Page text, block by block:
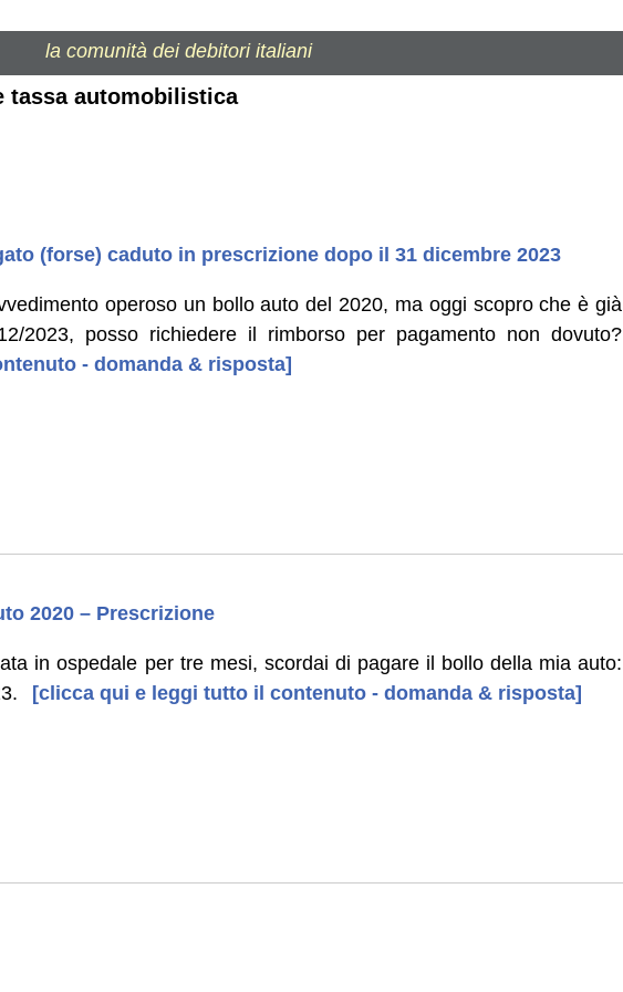
la comunità dei debitori italiani
tassa automobilistica
(forse) caduto in prescrizione dopo il 31 dicembre 2023
operoso un bollo auto del 2020, ma oggi scopro che è già
2023, posso richiedere il rimborso per pagamento non dovuto?
- domanda & risposta]
2020 – Prescrizione
in ospedale per tre mesi, scordai di pagare il bollo della mia auto:
[clicca qui e leggi tutto il contenuto - domanda & risposta]